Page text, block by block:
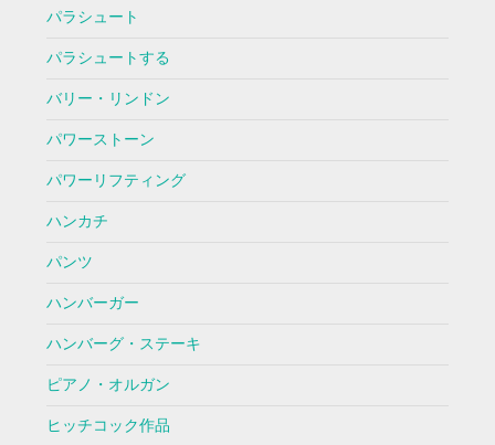
パラシュート
パラシュートする
バリー・リンドン
パワーストーン
パワーリフティング
ハンカチ
パンツ
ハンバーガー
ハンバーグ・ステーキ
ピアノ・オルガン
ヒッチコック作品